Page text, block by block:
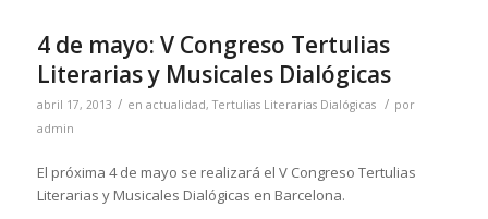
4 de mayo: V Congreso Tertulias
Literarias y Musicales Dialógicas
abril 17, 2013 / en actualidad,Tertulias Literarias Dialógicas / por
admin
El próxima 4 de mayo se realizará el V Congreso Tertulias
Literarias y Musicales Dialógicas en Barcelona.